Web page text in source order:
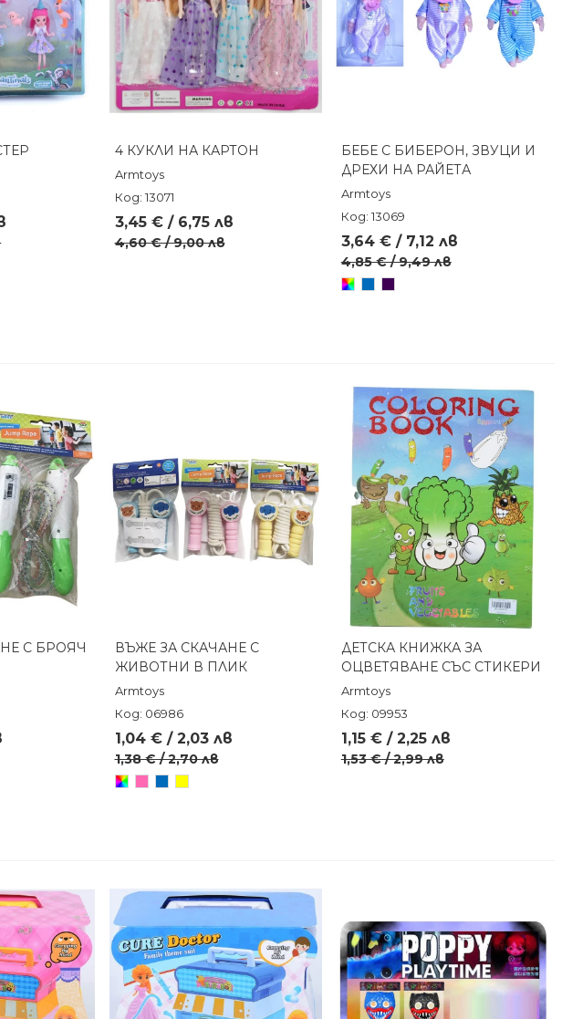
Бърз преглед
4 КУКЛИ НА КАРТОН
Armtoys
Код: 13071
3,45 € / 6,75 лв
4,60 € / 9,00 лв
Бърз преглед
БЕБЕ С БИБЕРОН, ЗВУЦИ И
ДРЕХИ НА РАЙЕТА
Armtoys
Код: 13069
3,64 € / 7,12 лв
4,85 € / 9,49 лв
Произволен/
С БРОЯЧ
Бърз преглед
ВЪЖЕ ЗА СКАЧАНЕ С
ЖИВОТНИ В ПЛИК
Armtoys
Код: 06986
1,04 € / 2,03 лв
1,38 € / 2,70 лв
Произволен/
Бърз преглед
ДЕТСКА КНИЖКА ЗА
ОЦВЕТЯВАНЕ СЪС СТИКЕРИ
Armtoys
Код: 09953
1,15 € / 2,25 лв
1,53 € / 2,99 лв